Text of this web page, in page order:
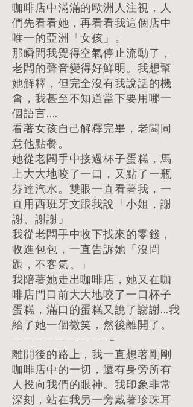
咖啡店中滿滿的歐洲人注視，人
們先看看她，再看看我這個店中
唯一的亞洲「女孩」。
那瞬間我覺得空氣停止流動了，
老闆的聲音變得好鮮明。我想幫
她解釋，但完全沒有我說話的機
會，我甚至不知道當下要用哪一
個語言....
看著女孩自己解釋完畢，老闆同
意他點餐。
她從老闆手中接過杯子蛋糕，馬
上大大地咬了一口，又點了一瓶
芬達汽水。雙眼一直看著我，一
直用西班牙文跟我說「小姐，謝
謝、謝謝」
我從老闆手中收下找來的零錢，
收進包包，一直告訴她「沒問
題，不客氣。」
我陪著她走出咖啡店，她又在咖
啡店門口前大大地咬了一口杯子
蛋糕，滿口的蛋糕又說了謝謝...我
給了她一個微笑，然後離開了。
—————————-
離開後的路上，我一直想著剛剛
咖啡店中的一切，還有身旁所有
人投向我們的眼神。我印象非常
深刻，站在我另一旁戴著珍珠耳